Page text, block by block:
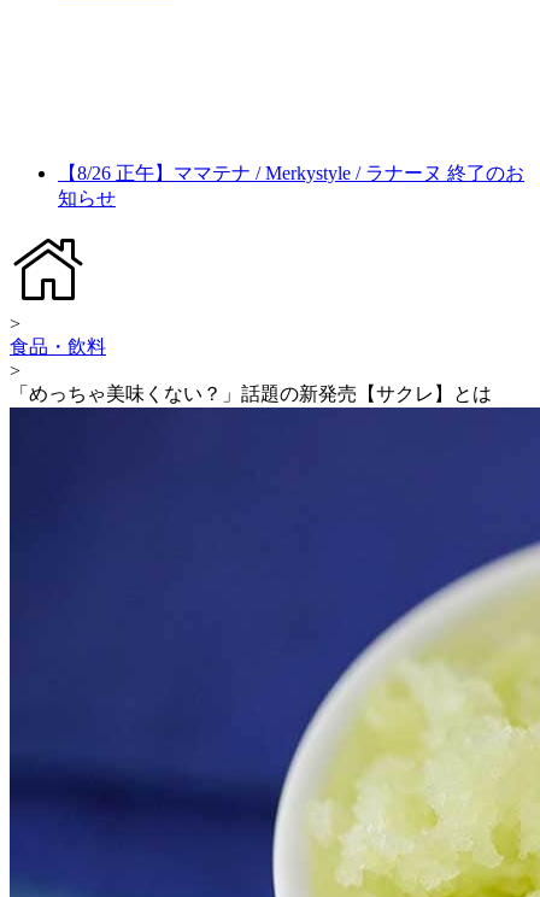
【8/26 正午】ママテナ / Merkystyle / ラナーヌ 終了のお
知らせ
>
食品・飲料
>
「めっちゃ美味くない？」話題の新発売【サクレ】とは